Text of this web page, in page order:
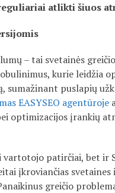
atlikti šiuos
– tai svetainės
kurie leidžia
sumažinant puslapių
EASYSEO agentūroje
optimizacijos įrankių
patirčiai, bet ir
įkroviančias
greičio